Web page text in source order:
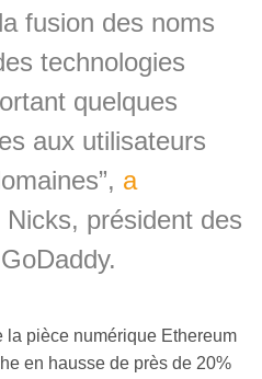
fusion des noms
technologies
quelques
aux utilisateurs
a
Nicks, président des
la pièce numérique Ethereum
en hausse de près de 20%